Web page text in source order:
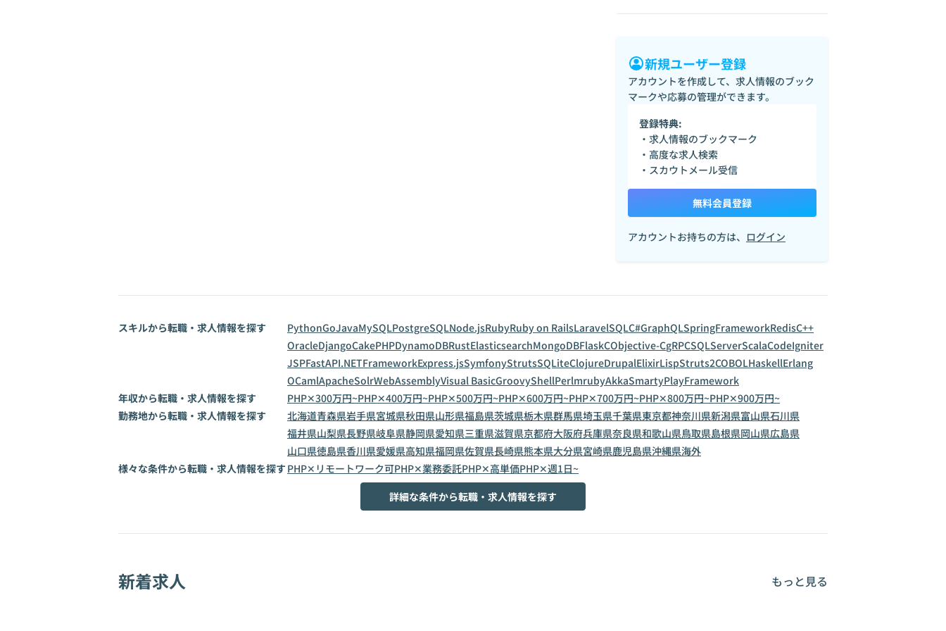
新規ユーザー登録
アカウントを作成して、求人情報のブック
マークや応募の管理ができます。
登録特典:
・求人情報のブックマーク
・高度な求人検索
・スカウトメール受信
無料会員登録
アカウントお持ちの方は、 ログイン
スキルから転職・求人情報を探す PythonGoJavaMySQLPostgreSQLNode.jsRubyRuby on RailsLaravelSQLC#GraphQLSpringFrameworkRedisC++
OracleDjangoCakePHPDynamoDBRustElasticsearchMongoDBFlaskCObjective-CgRPCSQLServerScalaCodeIgniter
JSPFastAPI.NETFrameworkExpress.jsSymfonyStrutsSQLiteClojureDrupalElixirLispStruts2COBOLHaskellErlang
OCamlApacheSolrWebAssemblyVisual BasicGroovyShellPerlmrubyAkkaSmartyPlayFramework
年収から転職・求人情報を探す
PHP✕300万円~PHP✕400万円~PHP✕500万円~PHP✕600万円~PHP✕700万円~PHP✕800万円~PHP✕900万円~
勤務地から転職・求人情報を探す
北海道青森県岩手県宮城県秋田県山形県福島県茨城県栃木県群馬県埼玉県千葉県東京都神奈川県新潟県富山県石川県
福井県山梨県長野県岐阜県静岡県愛知県三重県滋賀県京都府大阪府兵庫県奈良県和歌山県鳥取県島根県岡山県広島県
山口県徳島県香川県愛媛県高知県福岡県佐賀県長崎県熊本県大分県宮崎県鹿児島県沖縄県海外
様々な条件から転職・求人情報を探す PHP✕リモートワーク可PHP✕業務委託PHP✕高単価PHP✕週1日~
詳細な条件から転職・求人情報を探す
新着求人 もっと見る